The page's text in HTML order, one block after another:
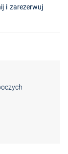
i zarezerwuj